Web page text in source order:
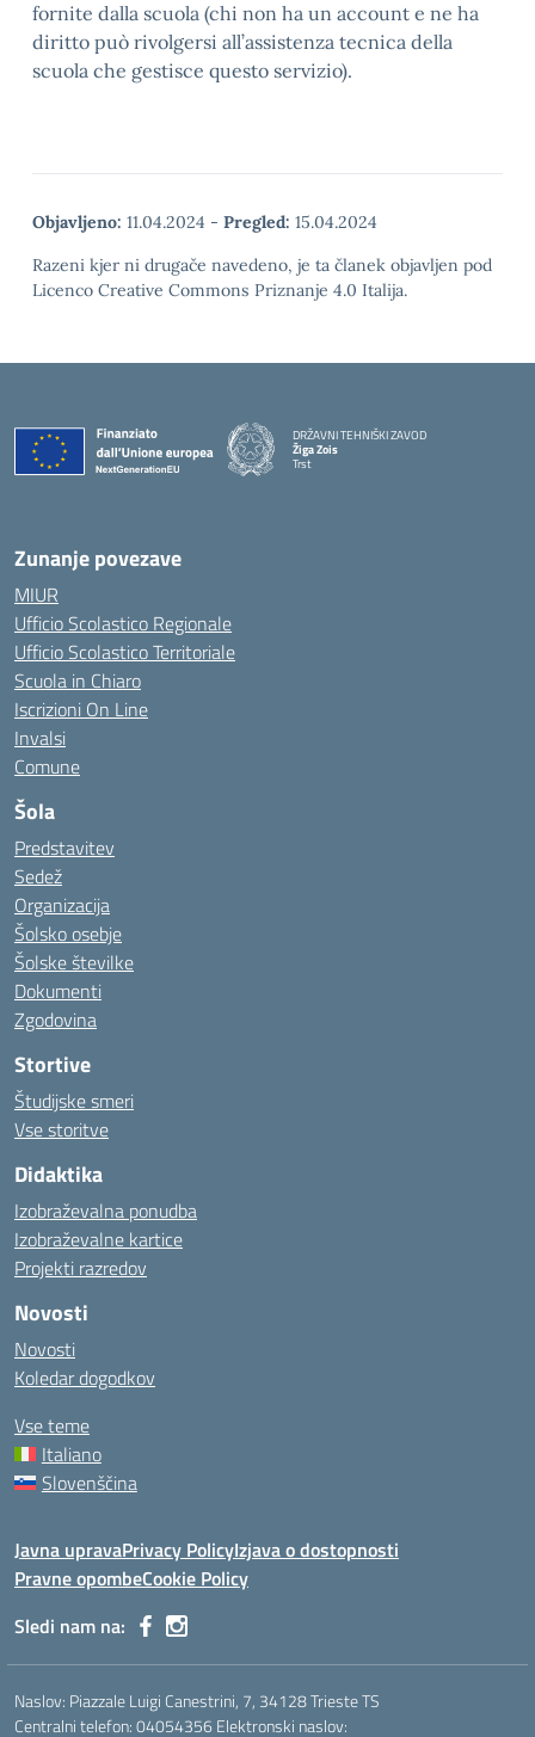
fornite dalla scuola (chi non ha un account e ne ha
diritto può rivolgersi all’assistenza tecnica della
scuola che gestisce questo servizio).
Objavljeno: 11.04.2024 - Pregled: 15.04.2024
Razeni kjer ni drugače navedeno, je ta članek objavljen pod
Licenco Creative Commons Priznanje 4.0 Italija.
DRŽAVNI TEHNIŠKI ZAVOD
Žiga Zois
Trst
Zunanje povezave
MIUR
Ufficio Scolastico Regionale
Ufficio Scolastico Territoriale
Scuola in Chiaro
Iscrizioni On Line
Invalsi
Comune
Šola
Predstavitev
Sedež
Organizacija
Šolsko osebje
Šolske številke
Dokumenti
Zgodovina
Stortive
Študijske smeri
Vse storitve
Didaktika
Izobraževalna ponudba
Izobraževalne kartice
Projekti razredov
Novosti
Novosti
Koledar dogodkov
Vse teme
Italiano
Slovenščina
Javna upravaPrivacy PolicyIzjava o dostopnosti
Pravne opombeCookie Policy
Sledi nam na:
Naslov: Piazzale Luigi Canestrini, 7, 34128 Trieste TS
Centralni telefon: 04054356 Elektronski naslov: